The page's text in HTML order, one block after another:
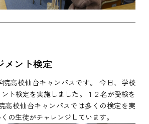
メント検定
院高校仙台キャンパスです。 今日、学校
ト検定を実施しました。１２名が受検を
高校仙台キャンパスでは多くの検定を実
の生徒がチャレンジしています。